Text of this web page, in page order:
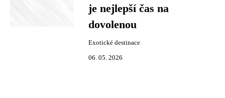
je nejlepší čas na
dovolenou
Exotické destinace
06. 05. 2026